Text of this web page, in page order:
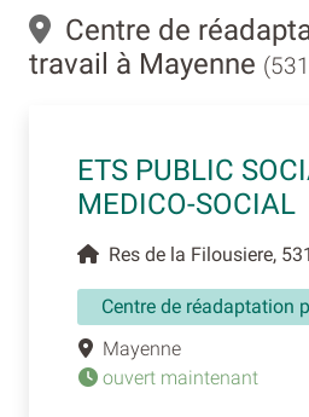
Centre de
travail à Mayenne
ETS PUBLIC
MEDICO-SOCIAL
Res de la Filousiere,
Centre de réadaptation
Mayenne
ouvert maintenant